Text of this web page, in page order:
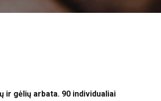
ir gėlių arbata. 90 individualiai